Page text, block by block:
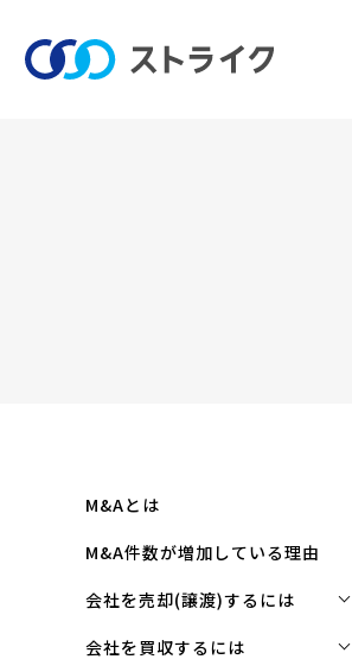
M&Aとは
M&A件数が増加している理由
会社を売却(譲渡)するには
会社を売却(譲渡)するには
会社を買収するには